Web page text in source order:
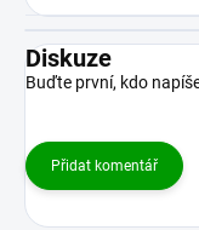
Diskuze
Buďte první, kdo
Přidat komentář